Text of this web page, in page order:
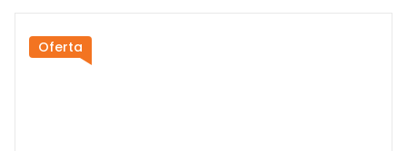
Oferta